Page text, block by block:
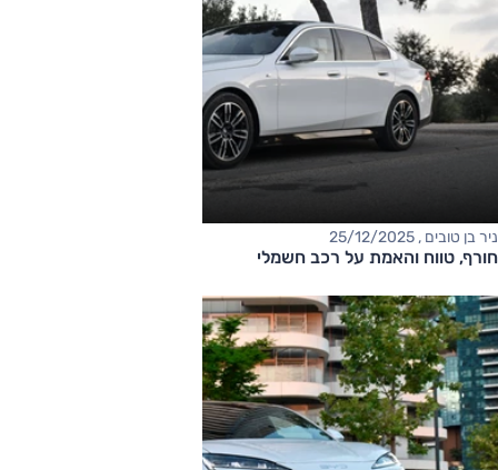
ניר בן טובים , 25/12/2025
חורף, טווח והאמת על רכב חשמלי